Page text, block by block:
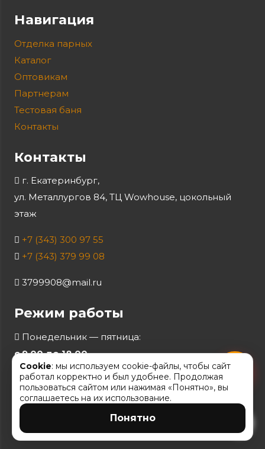
Навигация
Отделка парных
Каталог
Оптовикам
Партнерам
Тестовая баня
Контакты
Контакты
г. Екатеринбург,
ул. Металлургов 84, ТЦ Wowhouse, цокольный
этаж
+7 (343) 300 97 55
+7 (343) 379 99 08
3799908@mail.ru
Режим работы
Понедельник — пятница:
с 9.00 до 18.00
Суббота:с 10.00 до 16.00
Воскресенье:по записи
Cookie: мы используем cookie-файлы, чтобы сайт
работал корректно и был удобнее. Продолжая
пользоваться сайтом или нажимая «Понятно», вы
соглашаетесь на их использование.
Понятно